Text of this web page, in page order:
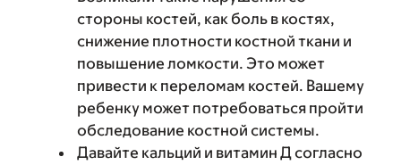
стороны костей, как боль в костях,
снижение плотности костной ткани и
повышение ломкости. Это может
привести к переломам костей. Вашему
ребенку может потребоваться пройти
обследование костной системы.
Давайте кальций и витамин Д согласно